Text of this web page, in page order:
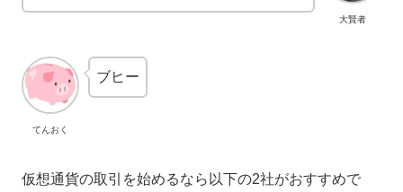
大賢者
てんおく
ブヒー
仮想通貨の取引を始めるなら以下の2社がおすすめで